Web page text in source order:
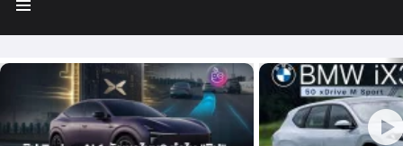
ล่าสุด